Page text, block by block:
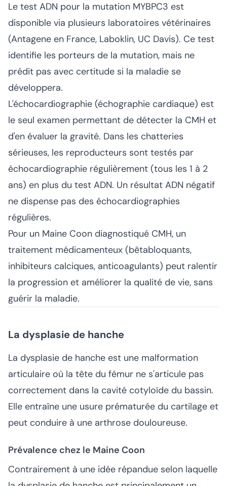
Le test ADN pour la mutation MYBPC3 est
disponible via plusieurs laboratoires vétérinaires
(Antagene en France, Laboklin, UC Davis). Ce test
identifie les porteurs de la mutation, mais ne
prédit pas avec certitude si la maladie se
développera.
L'échocardiographie (échographie cardiaque) est
le seul examen permettant de détecter la CMH et
d'en évaluer la gravité. Dans les chatteries
sérieuses, les reproducteurs sont testés par
échocardiographie régulièrement (tous les 1 à 2
ans) en plus du test ADN. Un résultat ADN négatif
ne dispense pas des échocardiographies
régulières.
Pour un Maine Coon diagnostiqué CMH, un
traitement médicamenteux (bêtabloquants,
inhibiteurs calciques, anticoagulants) peut ralentir
la progression et améliorer la qualité de vie, sans
guérir la maladie.
La dysplasie de hanche
La dysplasie de hanche est une malformation
articulaire où la tête du fémur ne s'articule pas
correctement dans la cavité cotyloïde du bassin.
Elle entraîne une usure prématurée du cartilage et
peut conduire à une arthrose douloureuse.
Prévalence chez le Maine Coon
Contrairement à une idée répandue selon laquelle